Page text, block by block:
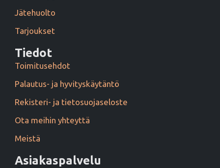
Jätehuolto
Tarjoukset
Tiedot
Toimitusehdot
Palautus- ja hyvityskäytäntö
Rekisteri- ja tietosuojaseloste
Ota meihin yhteyttä
Meistä
Asiakaspalvelu